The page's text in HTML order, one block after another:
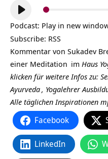
Audio-
Player
Podcast: Play in new
Subscribe: RSS
Kommentar von Sukadev
einer Meditation im Haus
klicken für weitere Infos zu:
Ayurveda, Yogalehrer
Alle täglichen Inspirationen
Facebook
LinkedIn